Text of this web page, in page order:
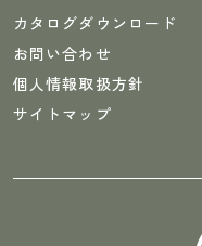
カタログダウンロード
お問い合わせ
個人情報取扱方針
サイトマップ